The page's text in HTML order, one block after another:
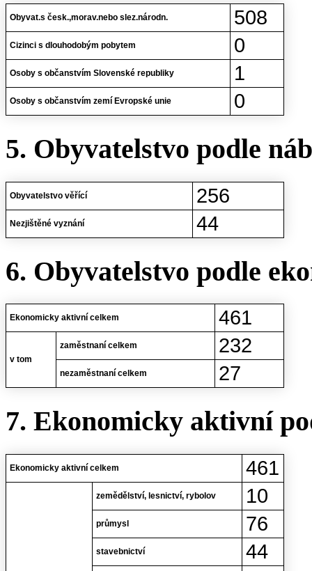
Obyvat.s česk.,morav.nebo slez.národn. 508
Cizinci s dlouhodobým pobytem 0
Osoby s občanstvím Slovenské republiky 1
Osoby s občanstvím zemí Evropské unie 0
5. Obyvatelstvo podle
Obyvatelstvo věřící 256
Nezjištěné vyznání 44
6. Obyvatelstvo podle
Ekonomicky aktivní celkem 461
v tom
zaměstnaní celkem 232
nezaměstnaní celkem 27
7. Ekonomicky aktivní
Ekonomicky aktivní celkem 461
zemědělství, lesnictví, rybolov 10
průmysl 76
stavebnictví 44